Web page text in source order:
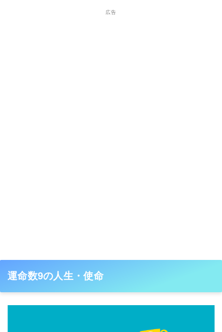
広告
運命数9の人生・使命